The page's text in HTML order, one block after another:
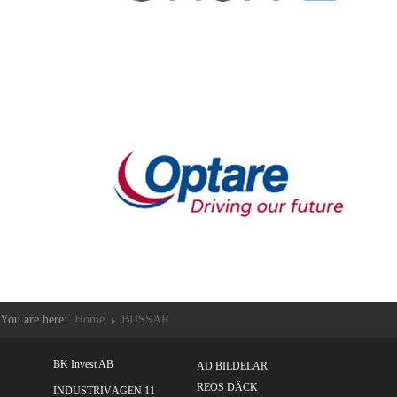
You are here: Home BUSSAR
BK Invest AB
INDUSTRIVÄGEN 11
AD BILDELAR
REOS DÄCK